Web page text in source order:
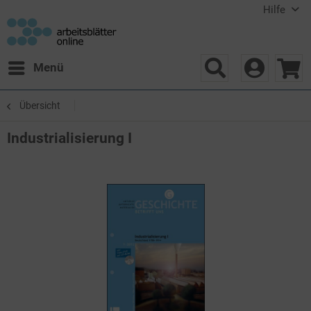
Hilfe
Menü
Übersicht
Industrialisierung I